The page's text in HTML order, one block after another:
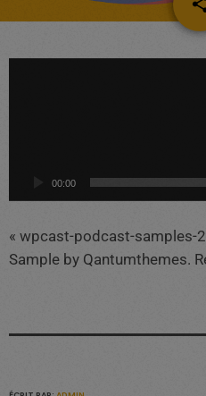
a
u
00:00
« wpcast-podcast-samples-
Sample by Qantumthemes.